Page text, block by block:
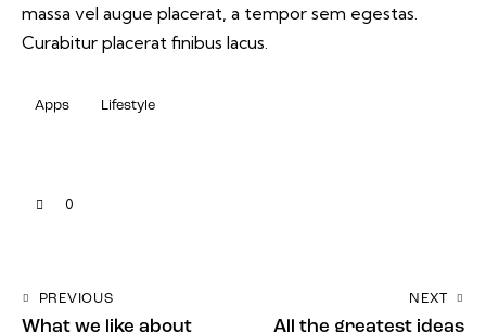
massa vel augue placerat, a tempor sem egestas.
Curabitur placerat finibus lacus.
Apps Lifestyle
0
PREVIOUS
What we like about
NEXT
All the greatest ideas